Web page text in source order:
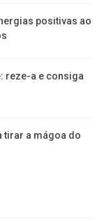
positivas ao
reze-a e consiga
tirar a mágoa do